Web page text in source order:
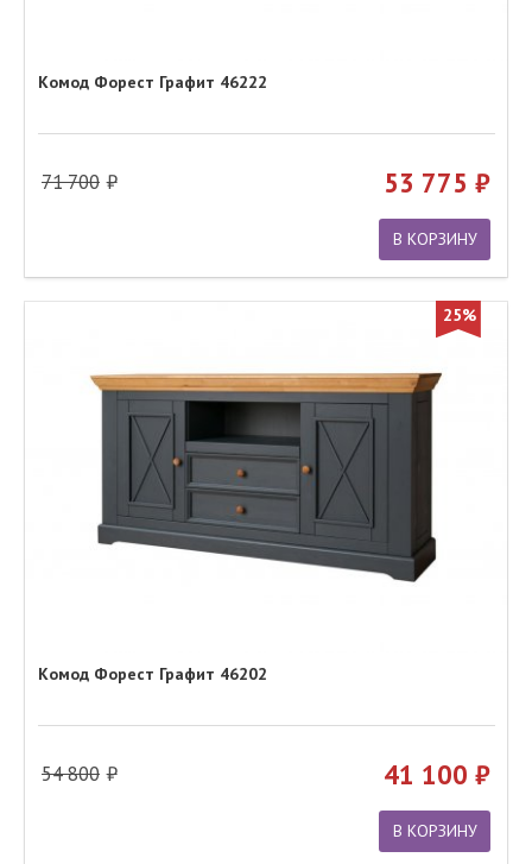
Комод Форест Графит 46222
71 700 53 775
В КОРЗИНУ
25%
Комод Форест Графит 46202
54 800 41 100
В КОРЗИНУ